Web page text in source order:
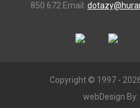
850 672 Email:
Copyright © 1997 -
webDesign By: